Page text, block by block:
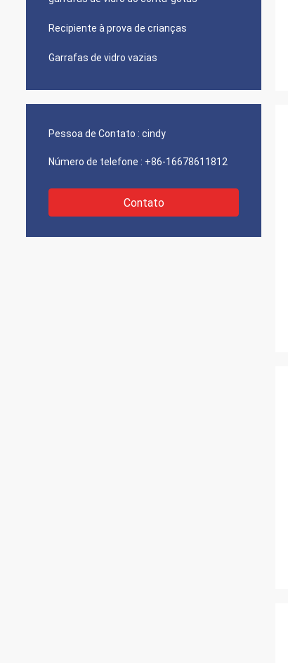
Recipiente à prova de crianças
Garrafas de vidro vazias
Pessoa de Contato : cindy
Número de telefone : +86-16678611812
Contato